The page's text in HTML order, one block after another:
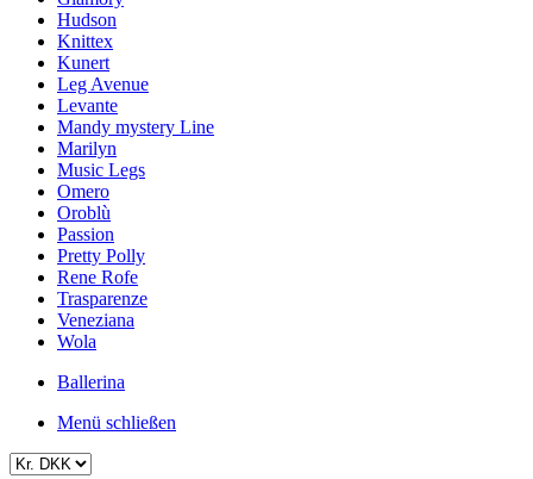
Hudson
Knittex
Kunert
Leg Avenue
Levante
Mandy mystery Line
Marilyn
Music Legs
Omero
Oroblù
Passion
Pretty Polly
Rene Rofe
Trasparenze
Veneziana
Wola
Ballerina
Menü schließen